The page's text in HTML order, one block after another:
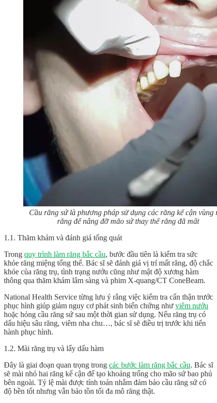
Cầu răng sứ là phương pháp sử dụng các răng kế cận vùng
răng để nâng đỡ mão sứ thay thế răng đã mất
1.1. Thăm khám và đánh giá tổng quát
Trong quy trình làm răng bắc cầu, bước đầu tiên là kiểm tra sức
khỏe răng miệng tổng thể. Bác sĩ sẽ đánh giá vị trí mất răng, độ chắc
khỏe của răng trụ, tình trạng nướu cũng như mật độ xương hàm
thông qua thăm khám lâm sàng và phim X-quang/CT ConeBeam.
National Health Service từng lưu ý rằng việc kiểm tra cẩn thận trước
phục hình giúp giảm nguy cơ phát sinh biến chứng như viêm nướu
hoặc hỏng cầu răng sứ sau một thời gian sử dụng. Nếu răng trụ có
dấu hiệu sâu răng, viêm nha chu…, bác sĩ sẽ điều trị trước khi tiến
hành phục hình.
1.2. Mài răng trụ và lấy dấu hàm
Đây là giai đoạn quan trọng trong các bước làm răng bắc cầu. Bác sĩ
sẽ mài nhỏ hai răng kế cận để tạo khoảng trống cho mão sứ bao phủ
bên ngoài. Tỷ lệ mài được tính toán nhằm đảm bảo cầu răng sứ có
độ bền tốt nhưng vẫn bảo tồn tối đa mô răng thật.